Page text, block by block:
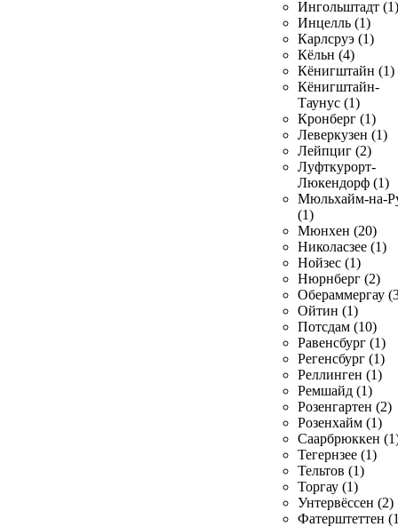
Ингольштадт (1)
Инцелль (1)
Карлсруэ (1)
Кёльн (4)
Кёнигштайн (1)
Кёнигштайн-
Таунус (1)
Кронберг (1)
Леверкузен (1)
Лейпциг (2)
Луфткурорт-
Люкендорф (1)
Мюльхайм-на-
(1)
Мюнхен (20)
Николасзее (1)
Нойзес (1)
Нюрнберг (2)
Обераммергау
Ойтин (1)
Потсдам (10)
Равенсбург (1)
Регенсбург (1)
Реллинген (1)
Ремшайд (1)
Розенгартен (2)
Розенхайм (1)
Саарбрюккен
Тегернзее (1)
Тельтов (1)
Торгау (1)
Унтервёссен (2)
Фатерштеттен